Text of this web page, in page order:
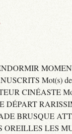
Mot(s) de
CINÉASTE
DÉPART
BRUSQUE
LES